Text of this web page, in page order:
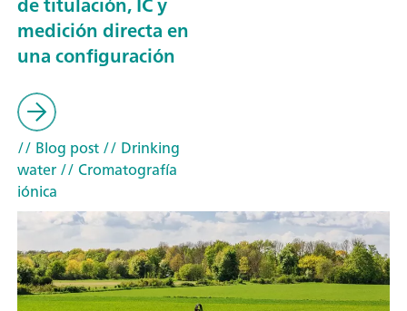
medición directa en
una configuración
// Blog post// Drinking
water// Cromatografía
iónica